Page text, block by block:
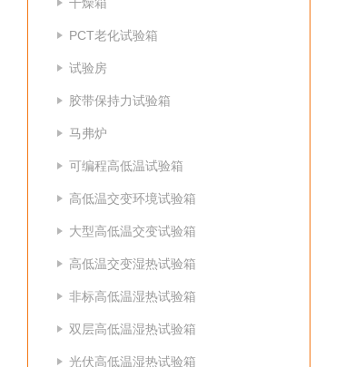
PCT老化试验箱
试验房
胶带保持力试验箱
马弗炉
可编程高低温试验箱
高低温交变环境试验箱
大型高低温交变试验箱
高低温交变湿热试验箱
非标高低温湿热试验箱
双层高低温湿热试验箱
光伏高低温湿热试验箱